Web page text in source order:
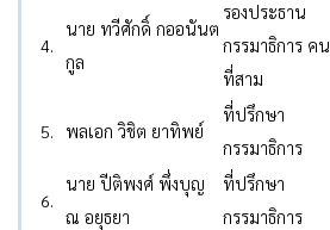
4.
นาย ทวีศักดิ์ กออนันต
กูล
รองประธาน
กรรมาธิการ คน
ที่สาม
5. พลเอก วิชิต ยาทิพย์
ที่ปรึกษา
กรรมาธิการ
6.
นาย ปีติพงศ์ พึ่งบุญ
ณ อยุธยา
ที่ปรึกษา
กรรมาธิการ